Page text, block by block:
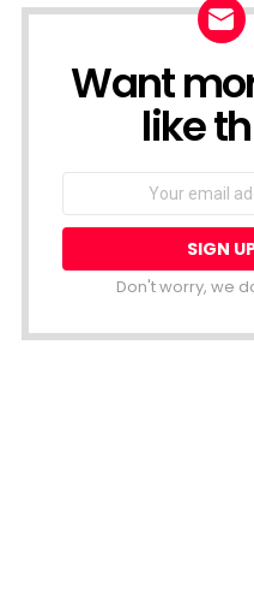
NEWSLETTER
Want
like
Email
Don't worry, we